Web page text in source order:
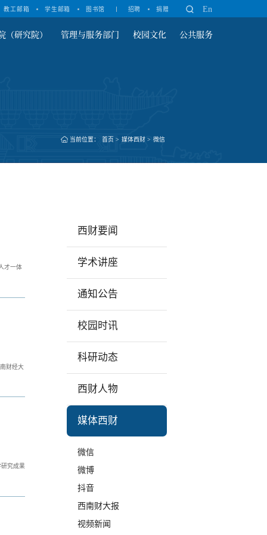
教工邮箱 学生邮箱 图书馆 招聘 捐赠 En
（研究院） 管理与服务部门 校园文化 公共服务
当前位置： 首页 > 媒体西财 > 微信
西财要闻
学术讲座
通知公告
校园时讯
科研动态
西财人物
媒体西财
微信
微博
抖音
西南财大报
视频新闻
才一体
财经大
究成果